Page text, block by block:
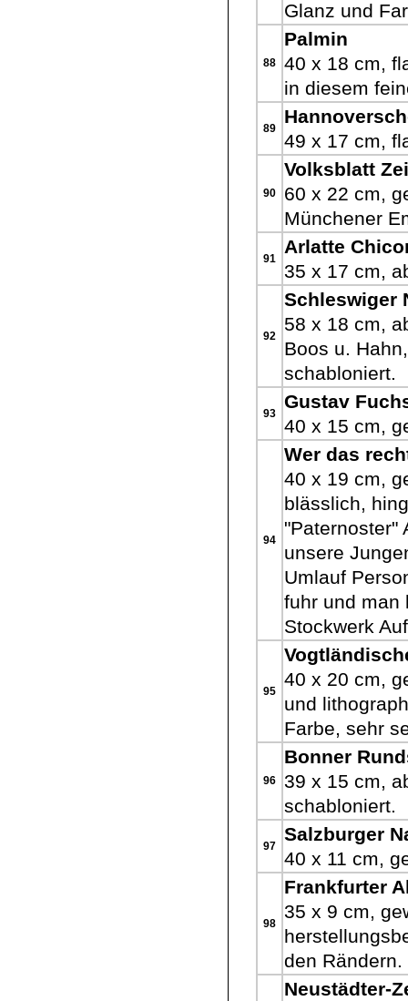
Glanz und
88
Palmin
40 x 18 cm,
in diesem
89
49 x 17 cm,
90
Volksblatt
60 x 22 cm,
Münchener
91
Arlatte
35 x 17 cm,
92
Schleswiger
58 x 18 cm,
Boos u.
schabloniert.
93
Gustav
40 x 15 cm,
94
Wer das
40 x 19 cm,
blässlich,
"Paternoster"
unsere
Umlauf
fuhr und man
Stockwerk
95
40 x 20 cm,
und
Farbe, sehr
96
Bonner
39 x 15 cm,
schabloniert.
97
Salzburger
40 x 11 cm,
98
Frankfurter
35 x 9 cm,
den Rändern.
Neustädter-